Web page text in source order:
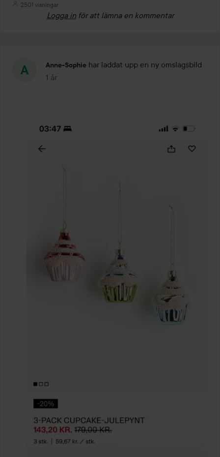
2501 visningar
Logga in för att lämna en kommentar
Anne-Sophie har laddat upp en ny omslagsbild
1 år
Inlägget skapades 1 år